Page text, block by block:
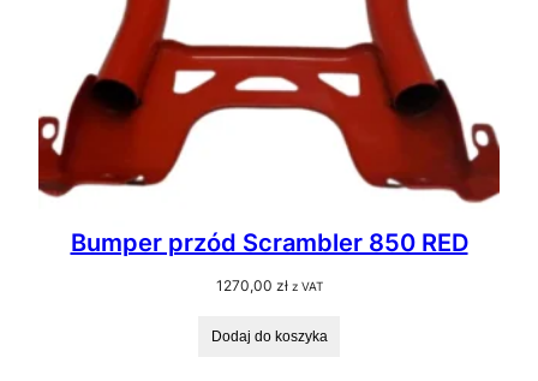
Bumper przód Scrambler 850 RED
1270,00 zł z VAT
Dodaj do koszyka